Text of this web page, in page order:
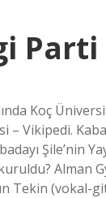
Parti
Koç
Vikipedi.
Şile’nin
Alman
Tekin (vokal-